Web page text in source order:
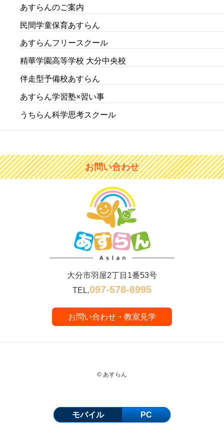
あすらんのご案内
民間学童保育あすらん
あすらんフリースクール
精華学園高等学校 大分中央校
伴走型予備校あすらん
あすらん学習塾×習い事
うちらん科学思考スクール
お問い合わせ
大分市羽屋2丁目1番53号
TEL.097-578-6995
お問い合わせ・教室見学
© あすらん
モバイル PC